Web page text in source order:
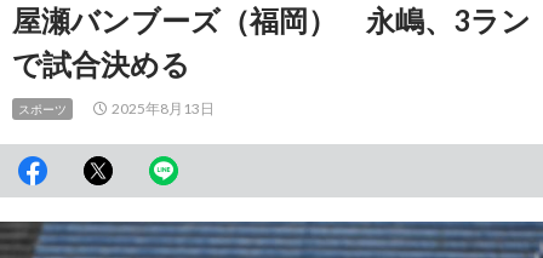
屋瀬バンブーズ（福岡） 永嶋、3ラン
で試合決める
スポーツ 2025年8月13日